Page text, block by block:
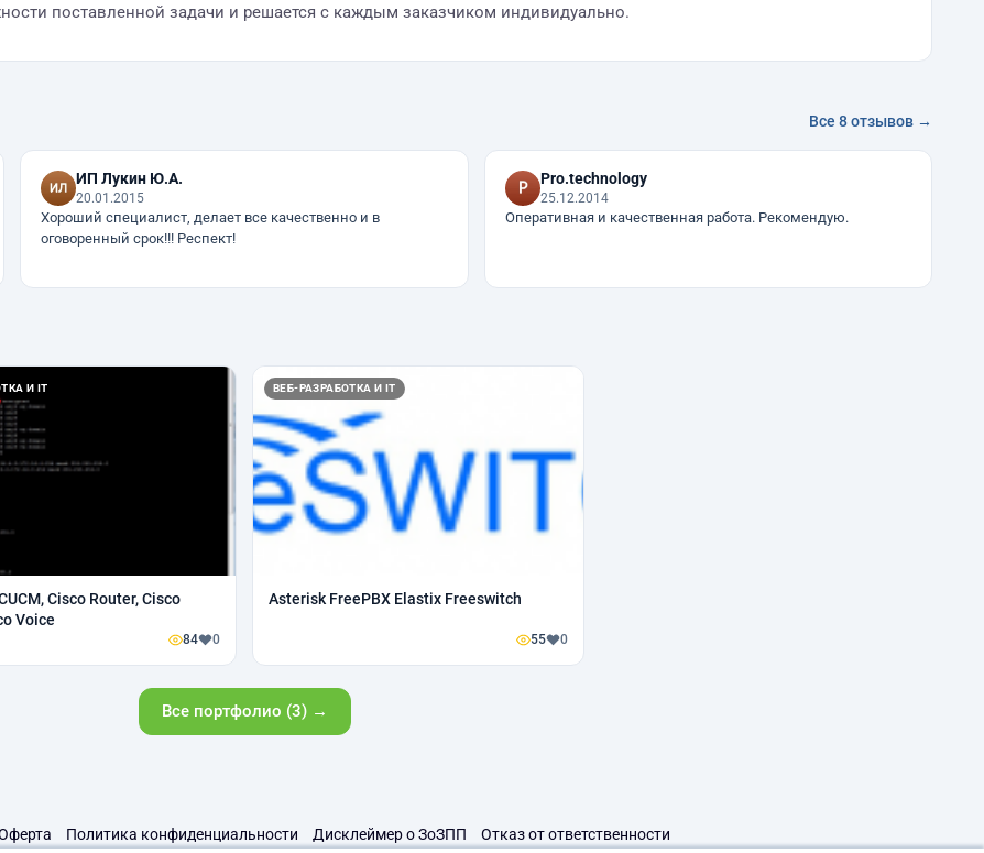
поставленной задачи и решается с каждым заказчиком индивидуально.
Все 8 отзывов →
ИП Лукин Ю.А.
20.01.2015
Хороший специалист, делает все качественно и в
оговоренный срок!!! Респект!
Pro.technology
25.12.2014
Оперативная и качественная работа. Рекомендую.
И IT
Cisco Router, Cisco
Voice
84 0
ВЕБ-РАЗРАБОТКА И IT
Asterisk FreePBX Elastix Freeswitch
55 0
Все портфолио (3) →
Политика конфиденциальности Дисклеймер о ЗоЗПП Отказ от ответственности